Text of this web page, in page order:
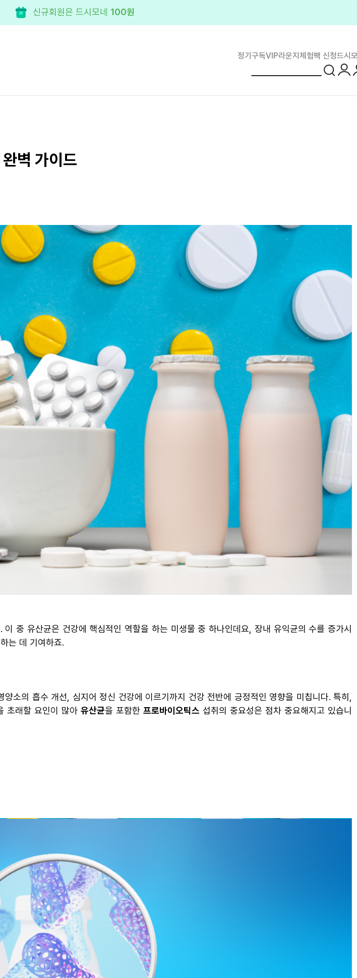
신규회원은 드시모네 100원
정기구독VIP라운지 체험팩 신청드시
로그
벽 가이드
중 유산균은 건강에 핵심적인 역할을 하는 미생물 중 하나인데요, 장내 유익균의 수를 증가시
는 데 기여하죠.
소의 흡수 개선, 심지어 정신 건강에 이르기까지 건강 전반에 긍정적인 영향을 미칩니다. 특히,
초래할 요인이 많아 유산균을 포함한 프로바이오틱스 섭취의 중요성은 점차 중요해지고 있습니